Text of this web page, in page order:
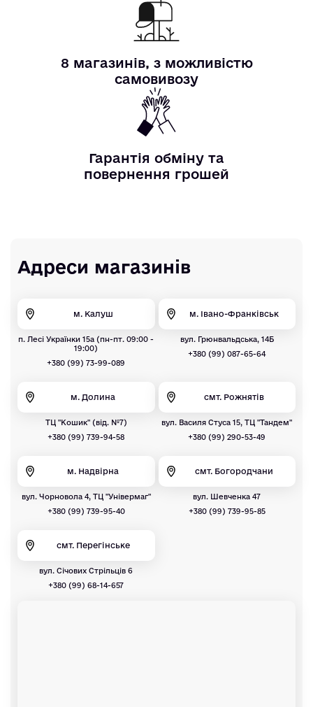
8 магазинів, з можливістю
самовивозу
Гарантія обміну та
повернення грошей
Адреси магазинів
м. Калуш
п. Лесі Українки 15а (пн-пт. 09:00 -
19:00)
+380 (99) 73-99-089
м. Івано-Франківськ
вул. Грюнвальдська, 14Б
+380 (99) 087-65-64
м. Долина
ТЦ "Кошик" (від. №7)
+380 (99) 739-94-58
смт. Рожнятів
вул. Василя Стуса 15, ТЦ "Тандем"
+380 (99) 290-53-49
м. Надвірна
вул. Чорновола 4, ТЦ "Універмаг"
+380 (99) 739-95-40
смт. Богородчани
вул. Шевченка 47
+380 (99) 739-95-85
смт. Перегінське
вул. Січових Стрільців 6
+380 (99) 68-14-657